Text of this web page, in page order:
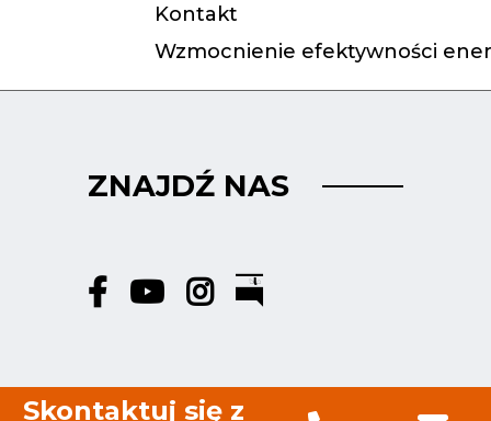
Kontakt
Wzmocnienie efektywności
ZNAJDŹ NAS
Skontaktuj się z